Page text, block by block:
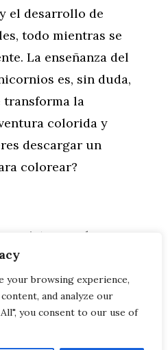
your browsing experience,
and analyze our
you consent to our use of
el desarrollo de
todo mientras se
La enseñanza del
es, sin duda,
transforma la
colorida y
descargar un
colorear?
en el
Moderna
Interactivo:
la Obra